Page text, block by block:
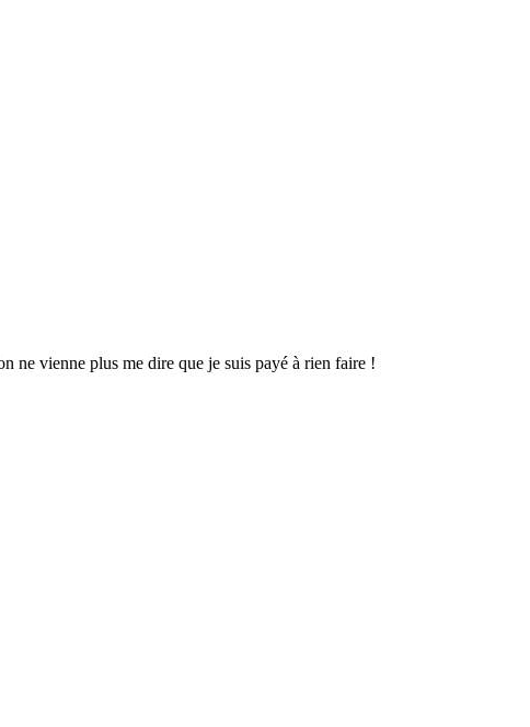
ne vienne plus me dire que je suis payé à rien faire !